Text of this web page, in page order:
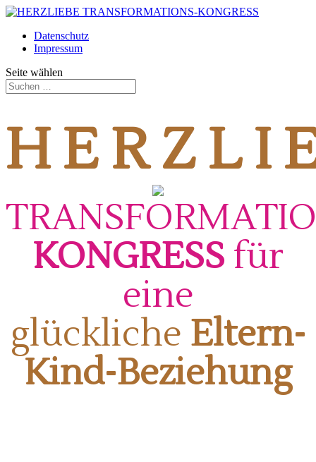
Datenschutz
Impressum
Seite wählen
H E R Z L I
KONGRESS für
eine
glückliche Eltern-
Kind-Beziehung